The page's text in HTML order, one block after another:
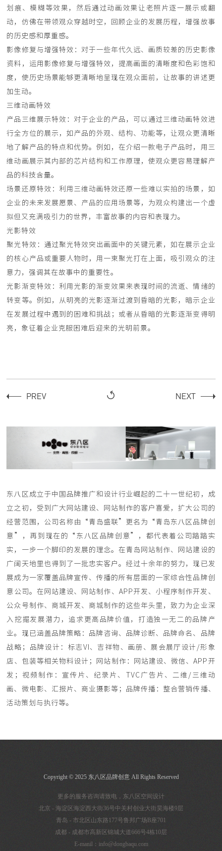
划痕、模糊等效果，然后通过动画效果让老照片逐一展示或翻
动，仿佛在带领观众穿越时空，回顾企业的发展历程，增强故事
的历史感和厚重感。
影像修复与增强特效：对于一些年代久远、画质较差的历史影像
资料，运用影像修复与增强特效，提高画面的清晰度和色彩饱和
度，使历史场景能够更清晰地呈现在观众面前，让故事的讲述更
加生动。
三维动画特效
产品三维展示特效：对于企业的产品，可以通过三维动画特效进
行全方位的展示，如产品的外观、结构、功能等，让观众更清晰
地了解产品的特点和优势。例如，在介绍一款电子产品时，用三
维动画展示其内部的芯片结构和工作原理，使观众更容易理解产
品的科技含量。
场景还原特效：利用三维动画特效还原一些难以实拍的场景，如
企业的未来发展愿景、产品的应用场景等，为观众构建出一个虚
拟但又充满吸引力的世界，丰富故事的内容和表现力。
光影特效
聚光特效：通过聚光特效突出画面中的关键元素，如在展示企业
的核心产品或重要人物时，用一束聚光打在上面，吸引观众的注
意力，强调其在故事中的重要性。
光影渐变特效：利用光影的渐变效果来表现时间的流逝、情绪的
转变等。例如，从明亮的光影逐渐过渡到昏暗的光影，暗示企业
在发展过程中遇到的困难和挑战；或者从昏暗的光影逐渐变得明
亮，象征着企业克服困难后迎来的光明前景。
PREV NEXT
东八区成立于中国品牌推广和设计行业崛起的二十一世纪初，成
立之初，受到广大网站建设、网站制作的客户喜爱，扩大公司的
经营范围，公司名称由“青岛盛联”更名为“青岛东八区品牌创
意”，再到现在的“东八区品牌创意”，都代表着公司踏踏实
实，一步一个脚印的发展的理念。在青岛网站制作、网站建设的
广阔天地里也得到了一批忠实客户。经过十余年的努力，现已发
展成为一家覆盖品牌宣传、传播的所有层面的一家综合性品牌创
意公司。在网站建设、网站制作、APP开发、小程序制作开发、
公众号制作、商城开发、商城制作的这些年头里，致力为企业深
入挖掘发展潜力，追求更高品牌价值，打造独一无二的品牌产
业。现已涵盖品牌策略：品牌咨询、品牌诊断、品牌命名、品牌
战略；品牌设计：标志VI、吉祥物、画册、展会展厅设计/形象
店、包装等相关物料设计；网站制作：网站建设、微信、APP开
发；视频制作：宣传片、纪录片、TVC广告片、二维/三维动
画、微电影、汇报片、商业摄影等；品牌传播：整合营销传播、
活动策划与执行等。
Copyright © 2025 东八区品牌创意 All Rights Reserved
更多的服务咨询请致电，东八区空间设计
北京 - 海淀区海淀西大街36号中关村创业大街昊海楼9层
青岛 - 市北区山东路177号鲁邦广场B座701
成都 - 成都市高新区锦城大道666号4栋10层
E-manil：info@dongbaqu.com